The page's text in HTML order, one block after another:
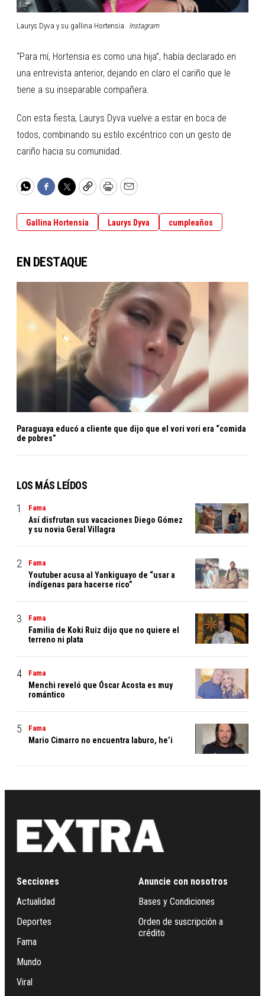
Laurys Dyva y su gallina Hortensia. Instagram
“Para mí, Hortensia es como una hija”, había declarado en
una entrevista anterior, dejando en claro el cariño que le
tiene a su inseparable compañera.
Con esta fiesta, Laurys Dyva vuelve a estar en boca de
todos, combinando su estilo excéntrico con un gesto de
cariño hacia su comunidad.
WhatsApp
Facebook
TwitterCopyPrintEmail
Gallina Hortensia Laurys Dyva cumpleaños
EN DESTAQUE
Paraguaya educó a cliente que dijo que el vori vori era “comida
de pobres”
LOS MÁS LEÍDOS
Fama
Así disfrutan sus vacaciones Diego Gómez
y su novia Geral Villagra
Fama
Youtuber acusa al Yankiguayo de “usar a
indígenas para hacerse rico”
Fama
Familia de Koki Ruiz dijo que no quiere el
terreno ni plata
Fama
Menchi reveló que Óscar Acosta es muy
romántico
Fama
Mario Cimarro no encuentra laburo, he’i
Secciones
Actualidad
Deportes
Fama
Mundo
Viral
Anuncie con nosotros
Bases y Condiciones
Orden de suscripción a
crédito